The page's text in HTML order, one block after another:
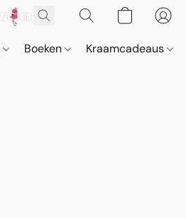
Boeken Kraamcadeaus